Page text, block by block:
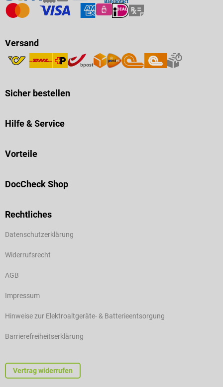
Versand
Sicher bestellen
Hilfe & Service
Vorteile
DocCheck Shop
Rechtliches
Datenschutzerklärung
Widerrufsrecht
AGB
Impressum
Hinweise zur Elektroaltgeräte- & Batterieentsorgung
Barrierefreiheitserklärung
Vertrag widerrufen